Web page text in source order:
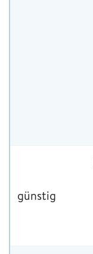
günstig